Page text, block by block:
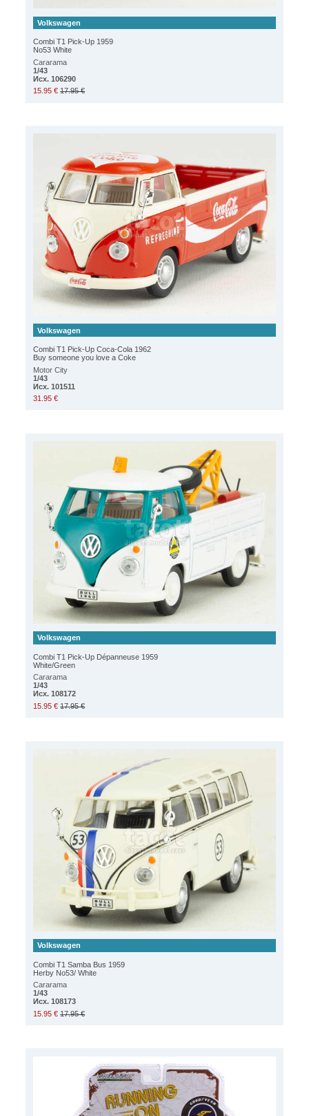
Volkswagen
Combi T1 Pick-Up 1959
No53 White
Cararama
1/43
Исх. 106290
15.95 € 17.95 €
Volkswagen
Combi T1 Pick-Up Coca-Cola 1962
Buy someone you love a Coke
Motor City
1/43
Исх. 101511
31.95 €
Volkswagen
Combi T1 Pick-Up Dépanneuse 1959
White/Green
Cararama
1/43
Исх. 108172
15.95 € 17.95 €
Volkswagen
Combi T1 Samba Bus 1959
Herby No53/ White
Cararama
1/43
Исх. 108173
15.95 € 17.95 €